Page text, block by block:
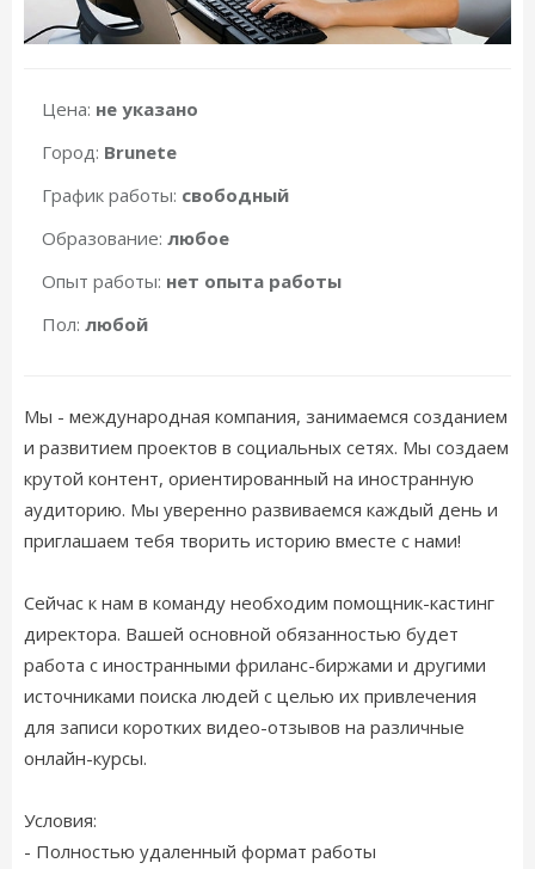
Цена: не указано
Город: Brunete
График работы: свободный
Образование: любое
Опыт работы: нет опыта работы
Пол: любой
Мы - международная компания, занимаемся созданием
и развитием проектов в социальных сетях. Мы создаем
крутой контент, ориентированный на иностранную
аудиторию. Мы уверенно развиваемся каждый день и
приглашаем тебя творить историю вместе с нами!
Сейчас к нам в команду необходим помощник-кастинг
директора. Вашей основной обязанностью будет
работа с иностранными фриланс-биржами и другими
источниками поиска людей с целью их привлечения
для записи коротких видео-отзывов на различные
онлайн-курсы.
Условия:
- Полностью удаленный формат работы